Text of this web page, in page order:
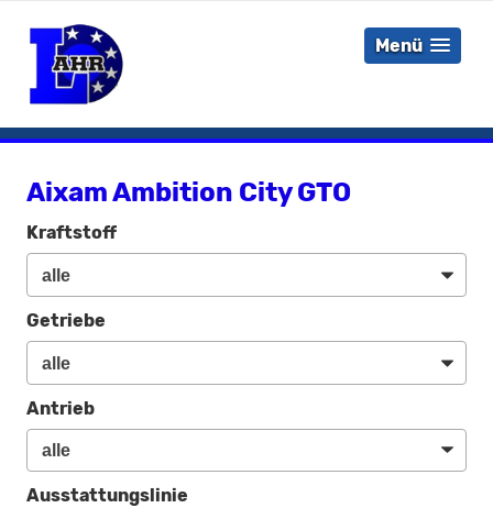
Menü
Aixam Ambition City GTO
Kraftstoff
Getriebe
Antrieb
Ausstattungslinie